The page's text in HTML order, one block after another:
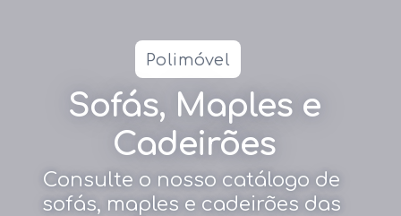
Polimóvel
Sofás, Maples e
Cadeirões
Consulte o nosso catálogo de
sofás, maples e cadeirões das